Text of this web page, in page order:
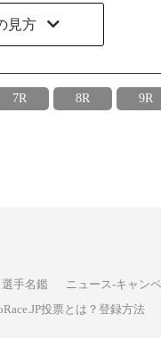
見方
7R 8R 9R
選手名鑑 ニュース-キャン
投票とは？登録方法